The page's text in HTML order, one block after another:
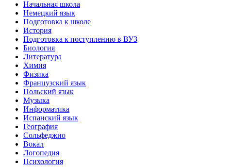
Начальная школа
Немецкий язык
Подготовка к школе
История
Подготовка к поступлению в ВУЗ
Биология
Литература
Химия
Физика
Французский язык
Польский язык
Музыка
Информатика
Испанский язык
География
Сольфеджио
Вокал
Логопедия
Психология